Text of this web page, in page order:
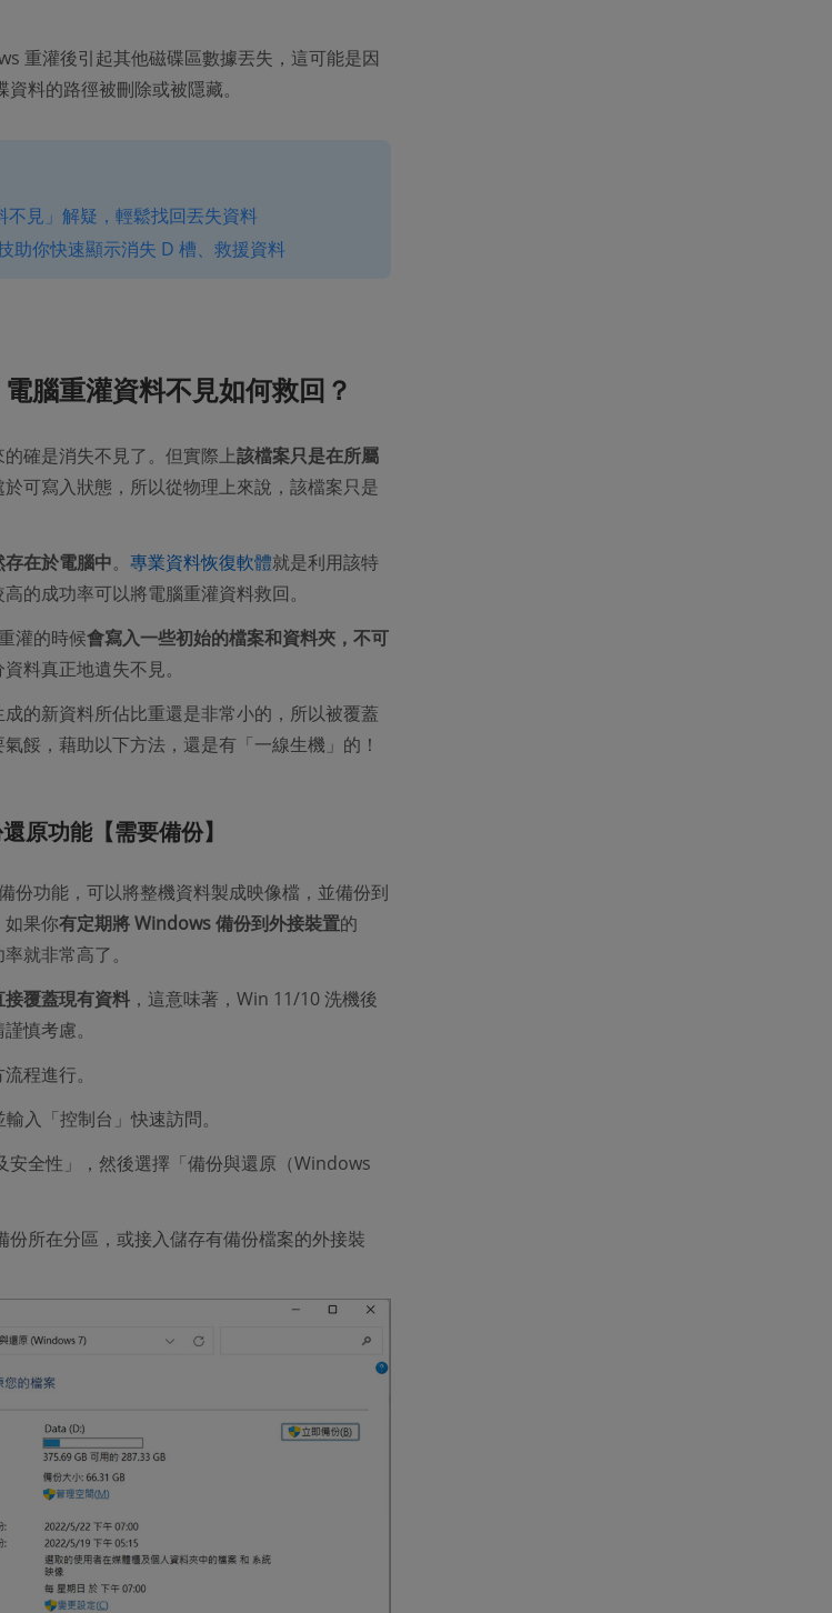
重灌後引起其他磁碟區數據丟失，這可能是因
料的路徑被刪除或被隱藏。
不見」解疑，輕鬆找回丟失資料
助你快速顯示消失 D 槽、救援資料
腦重灌資料不見如何救回？
確是消失不見了。但實際上該檔案只是在所屬
於可寫入狀態，所以從物理上來說，該檔案只是
在於電腦中。 專業資料恢復軟體就是利用該特
的成功率可以將電腦重灌資料救回。
灌的時候會寫入一些初始的檔案和資料夾，不可
料真正地遺失不見。
的新資料所佔比重還是非常小的，所以被覆蓋
餒，藉助以下方法，還是有「一線生機」的！
原功能【需要備份】
份功能，可以將整機資料製成映像檔，並備份到
如果你有定期將 Windows 備份到外接裝置的
就非常高了。
覆蓋現有資料，這意味著，Win 11/10 洗機後
慎考慮。
程進行。
入「控制台」快速訪問。
安全性」，然後選擇「備份與還原（Windows
份所在分區，或接入儲存有備份檔案的外接裝